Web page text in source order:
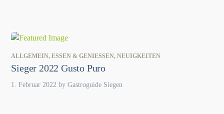
ALLGEMEIN,ESSEN & GENIESSEN ,NEUIGKEITEN
Sieger 2022 Gusto Puro
1. Februar 2022 byGastroguide Siegen